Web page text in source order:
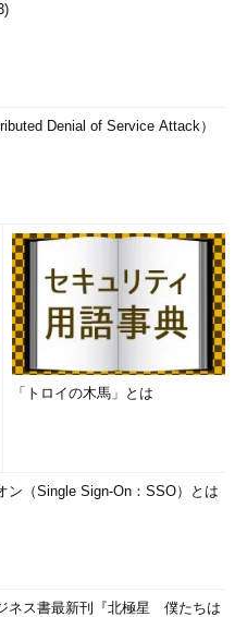
Denial of Service Attack）
「トロイの木馬」とは
ン（Single Sign-On：SSO）とは
ネス書最新刊『北極星 僕たちは